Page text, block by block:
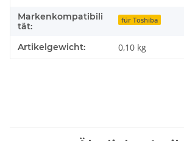
Markenkompatibili
tät:
für Toshiba
Artikelgewicht: 0,10 kg